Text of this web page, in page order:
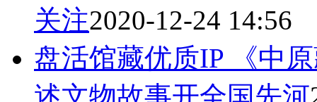
关注2020-12-24 14:56
盘活馆藏优质IP 《中